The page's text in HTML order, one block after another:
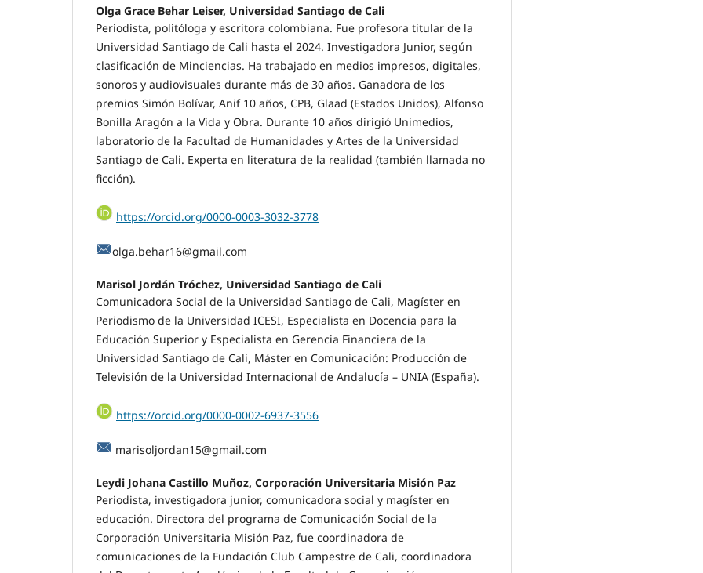
Olga Grace Behar Leiser, Universidad Santiago de Cali
Periodista, politóloga y escritora colombiana. Fue profesora titular de la
Universidad Santiago de Cali hasta el 2024. Investigadora Junior, según
clasificación de Minciencias. Ha trabajado en medios impresos, digitales,
sonoros y audiovisuales durante más de 30 años. Ganadora de los
premios Simón Bolívar, Anif 10 años, CPB, Glaad (Estados Unidos), Alfonso
Bonilla Aragón a la Vida y Obra. Durante 10 años dirigió Unimedios,
laboratorio de la Facultad de Humanidades y Artes de la Universidad
Santiago de Cali. Experta en literatura de la realidad (también llamada no
ficción).
https://orcid.org/0000-0003-3032-3778
olga.behar16@gmail.com
Marisol Jordán Tróchez, Universidad Santiago de Cali
Comunicadora Social de la Universidad Santiago de Cali, Magíster en
Periodismo de la Universidad ICESI, Especialista en Docencia para la
Educación Superior y Especialista en Gerencia Financiera de la
Universidad Santiago de Cali, Máster en Comunicación: Producción de
Televisión de la Universidad Internacional de Andalucía – UNIA (España).
https://orcid.org/0000-0002-6937-3556
marisoljordan15@gmail.com
Leydi Johana Castillo Muñoz, Corporación Universitaria Misión Paz
Periodista, investigadora junior, comunicadora social y magíster en
educación. Directora del programa de Comunicación Social de la
Corporación Universitaria Misión Paz, fue coordinadora de
comunicaciones de la Fundación Club Campestre de Cali, coordinadora